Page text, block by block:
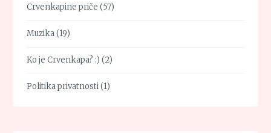
Crvenkapine priče (57)
Muzika(19)
Ko je Crvenkapa? :) (2)
Politika privatnosti(1)